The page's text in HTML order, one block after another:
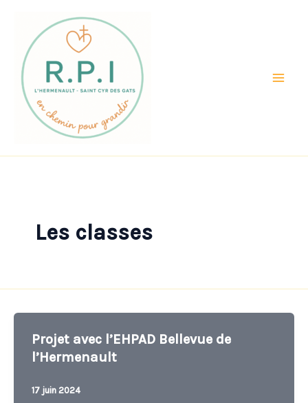
contenu
Les classes
Projet avec l’EHPAD Bellevue de
l’Hermenault
17 juin 2024